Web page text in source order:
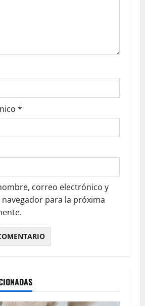
*
correo electrónico y
navegador para la próxima